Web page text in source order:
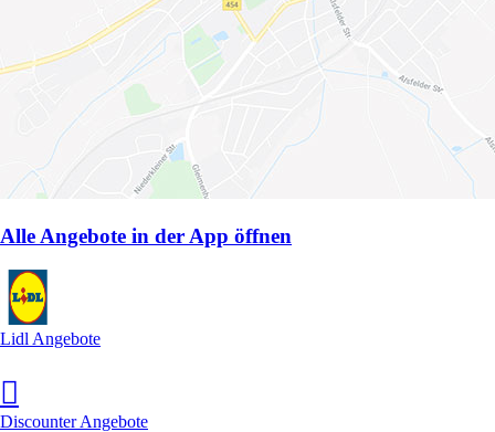
Alle Angebote in der App öffnen
Lidl Angebote
Discounter Angebote